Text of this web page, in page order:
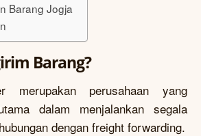
Barang Jogja
Barang?
merupakan perusahaan yang
dalam menjalankan segala
dengan freight forwarding.